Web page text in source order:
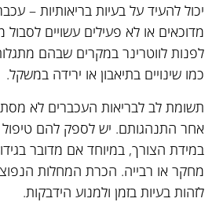
יכול להעיד על בעיות בריאותיות –
מדוכאים או לא פעילים עשויים לסבול
לפנות לווטרינר במקרים שבהם
כמו שינויים בתיאבון או ירידה במשקל.
תשומת לב לבריאות העכברים לא
אחר התנהגותם. יש לספק להם טיפול
במידת הצורך, במיוחד אם מדובר
מחקר או רבייה. הכרת המחלות
לזהות בעיות בזמן ולמנוע הידבקות.